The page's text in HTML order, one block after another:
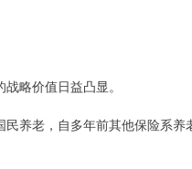
略价值日益凸显。
老，自多年前其他保险系养